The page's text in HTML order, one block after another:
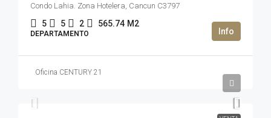
Condo Lahia. Zona Hotelera, Cancun C3797
5 5 2 565.74 M2
DEPARTAMENTO
Oficina CENTURY 21